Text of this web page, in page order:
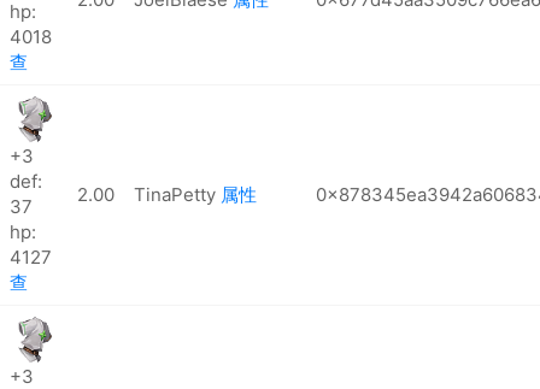
hp:
4018
查
+3
def:
37
hp:
4127
查
2.00 TinaPetty 属性
+3